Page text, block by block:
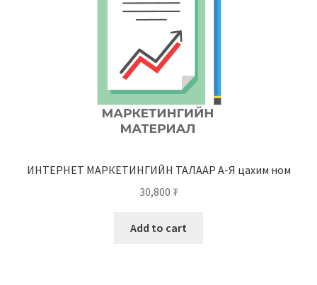
ИНТЕРНЕТ МАРКЕТИНГИЙН ТАЛААР А-Я цахим ном
30,800 ₮
Add to cart